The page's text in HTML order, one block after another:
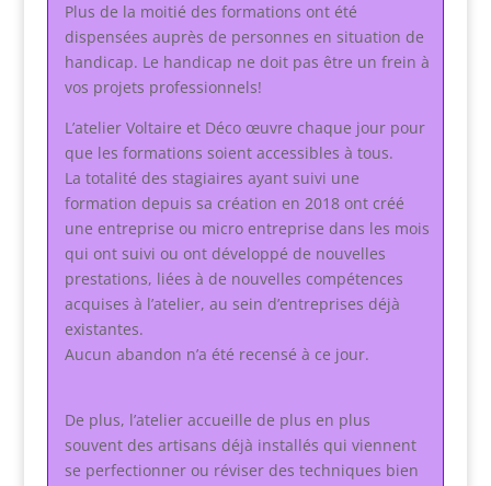
Plus de la moitié des formations ont été
dispensées auprès de personnes en situation de
handicap. Le handicap ne doit pas être un frein à
vos projets professionnels!
L’atelier Voltaire et Déco œuvre chaque jour pour
que les formations soient accessibles à tous.
La totalité des stagiaires ayant suivi une
formation depuis sa création en 2018 ont créé
une entreprise ou micro entreprise dans les mois
qui ont suivi ou ont développé de nouvelles
prestations, liées à de nouvelles compétences
acquises à l’atelier, au sein d’entreprises déjà
existantes.
Aucun abandon n’a été recensé à ce jour.
De plus, l’atelier accueille de plus en plus
souvent des artisans déjà installés qui viennent
se perfectionner ou réviser des techniques bien